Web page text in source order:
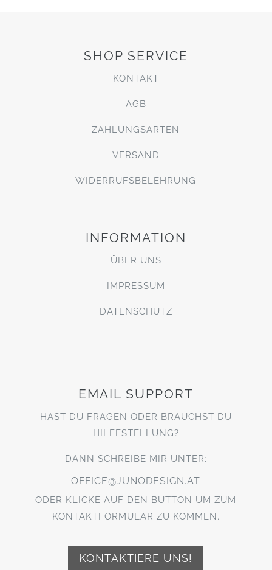
SHOP SERVICE
KONTAKT
AGB
ZAHLUNGSARTEN
VERSAND
WIDERRUFSBELEHRUNG
INFORMATION
ÜBER UNS
IMPRESSUM
DATENSCHUTZ
EMAIL SUPPORT
HAST DU FRAGEN ODER BRAUCHST DU
HILFESTELLUNG?
DANN SCHREIBE MIR UNTER:
OFFICE@JUNODESIGN.AT
ODER KLICKE AUF DEN BUTTON UM ZUM
KONTAKTFORMULAR ZU KOMMEN.
KONTAKTIERE UNS!